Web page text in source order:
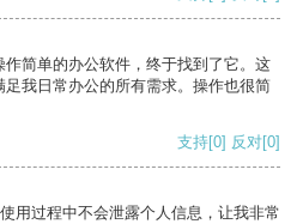
简单的办公软件，终于找到了它。这
我日常办公的所有需求。操作也很简
支持[0] 反对[0]
用过程中不会泄露个人信息，让我非常